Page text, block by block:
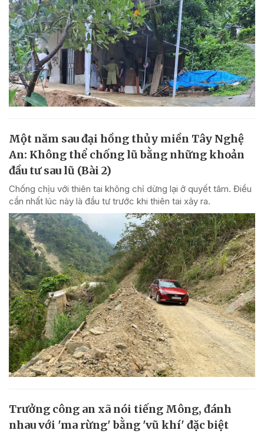
Một năm sau đại hồng thủy miền Tây Nghệ
An: Không thể chống lũ bằng những khoản
đầu tư sau lũ (Bài 2)
Chống chịu với thiên tai không chỉ dừng lại ở quyết tâm. Điều
cần nhất lúc này là đầu tư trước khi thiên tai xảy ra.
Trưởng công an xã nói tiếng Mông, đánh
nhau với 'ma rừng' bằng 'vũ khí' đặc biệt